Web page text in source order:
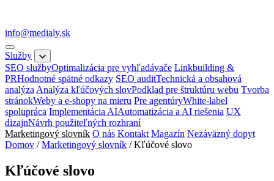
info@medialy.sk
Služby
SEO službyOptimalizácia pre vyhľadávače Linkbuilding &
PRHodnotné spätné odkazy SEO auditTechnická a obsahová
analýza Analýza kľúčových slovPodklad pre štruktúru webu Tvorba
stránokWeby a e-shopy na mieru Pre agentúryWhite-label
spolupráca Implementácia AIAutomatizácia a AI riešenia UX
dizajnNávrh použiteľných rozhraní
Marketingový slovník O nás Kontakt Magazín Nezáväzný dopyt
Domov / Marketingový slovník /Kľúčové slovo
Kľúčové slovo